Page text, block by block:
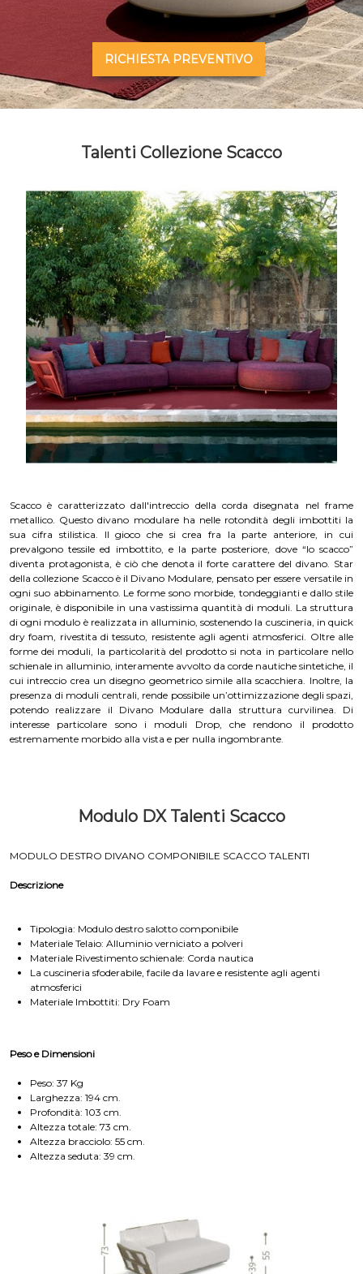
RICHIESTA PREVENTIVO
Talenti Collezione Scacco
Scacco è caratterizzato dall'intreccio della corda disegnata nel frame
metallico. Questo divano modulare ha nelle rotondità degli imbottiti la
sua cifra stilistica. Il gioco che si crea fra la parte anteriore, in cui
prevalgono tessile ed imbottito, e la parte posteriore, dove “lo scacco”
diventa protagonista, è ciò che denota il forte carattere del divano. Star
della collezione Scacco è il Divano Modulare, pensato per essere versatile in
ogni suo abbinamento. Le forme sono morbide, tondeggianti e dallo stile
originale, è disponibile in una vastissima quantità di moduli. La struttura
di ogni modulo è realizzata in alluminio, sostenendo la cuscineria, in quick
dry foam, rivestita di tessuto, resistente agli agenti atmosferici. Oltre alle
forme dei moduli, la particolarità del prodotto si nota in particolare nello
schienale in alluminio, interamente avvolto da corde nautiche sintetiche, il
cui intreccio crea un disegno geometrico simile alla scacchiera. Inoltre, la
presenza di moduli centrali, rende possibile un’ottimizzazione degli spazi,
potendo realizzare il Divano Modulare dalla struttura curvilinea. Di
interesse particolare sono i moduli Drop, che rendono il prodotto
estremamente morbido alla vista e per nulla ingombrante.
Modulo DX Talenti Scacco
MODULO DESTRO DIVANO COMPONIBILE SCACCO TALENTI
Descrizione
Tipologia: Modulo destro salotto componibile
Materiale Telaio: Alluminio verniciato a polveri
Materiale Rivestimento schienale: Corda nautica
La cuscineria sfoderabile, facile da lavare e resistente agli agenti
atmosferici
Materiale Imbottiti: Dry Foam
Peso e Dimensioni
Peso: 37 Kg
Larghezza: 194 cm.
Profondità: 103 cm.
Altezza totale: 73 cm.
Altezza bracciolo: 55 cm.
Altezza seduta: 39 cm.